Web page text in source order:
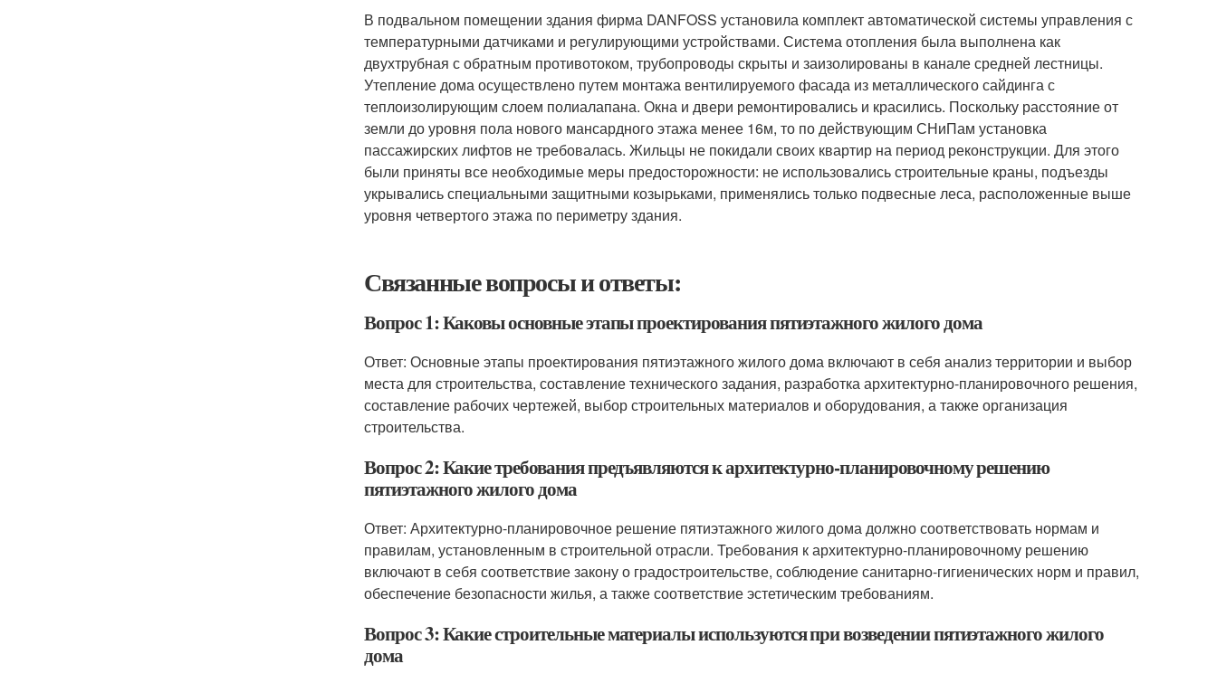
В подвальном помещении здания фирма DANFOSS установила комплект автоматической системы управления с
температурными датчиками и регулирующими устройствами. Система отопления была выполнена как
двухтрубная с обратным противотоком, трубопроводы скрыты и заизолированы в канале средней лестницы.
Утепление дома осуществлено путем монтажа вентилируемого фасада из металлического сайдинга с
теплоизолирующим слоем полиалапана. Окна и двери ремонтировались и красились. Поскольку расстояние от
земли до уровня пола нового мансардного этажа менее 16м, то по действующим СНиПам установка
пассажирских лифтов не требовалась. Жильцы не покидали своих квартир на период реконструкции. Для этого
были приняты все необходимые меры предосторожности: не использовались строительные краны, подъезды
укрывались специальными защитными козырьками, применялись только подвесные леса, расположенные выше
уровня четвертого этажа по периметру здания.
Связанные вопросы и ответы:
Вопрос 1: Каковы основные этапы проектирования пятиэтажного жилого дома
Ответ: Основные этапы проектирования пятиэтажного жилого дома включают в себя анализ территории и выбор
места для строительства, составление технического задания, разработка архитектурно-планировочного решения,
составление рабочих чертежей, выбор строительных материалов и оборудования, а также организация
строительства.
Вопрос 2: Какие требования предъявляются к архитектурно-планировочному решению
пятиэтажного жилого дома
Ответ: Архитектурно-планировочное решение пятиэтажного жилого дома должно соответствовать нормам и
правилам, установленным в строительной отрасли. Требования к архитектурно-планировочному решению
включают в себя соответствие закону о градостроительстве, соблюдение санитарно-гигиенических норм и правил,
обеспечение безопасности жилья, а также соответствие эстетическим требованиям.
Вопрос 3: Какие строительные материалы используются при возведении пятиэтажного жилого
дома